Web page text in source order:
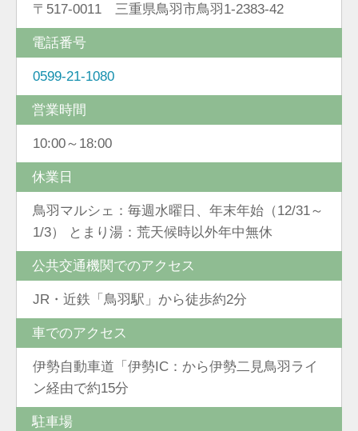
〒517-0011 三重県鳥羽市鳥羽1-2383-42
電話番号
0599-21-1080
営業時間
10:00～18:00
休業日
鳥羽マルシェ：毎週水曜日、年末年始（12/31～
1/3） とまり湯：荒天候時以外年中無休
公共交通機関でのアクセス
JR・近鉄「鳥羽駅」から徒歩約2分
車でのアクセス
伊勢自動車道「伊勢IC：から伊勢二見鳥羽ライ
ン経由で約15分
駐車場